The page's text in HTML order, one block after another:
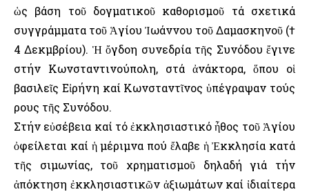
ὡς βάση τοῦ δογματικοῦ καθορισμοῦ τά σχετικά
συγγράμματα τοῦ Ἁγίου Ἰωάννου τοῦ Δαμασκηνοῦ (†
4 Δεκμβρίου). Ἡ ὄγδοη συνεδρία τῆς Συνόδου ἔγινε
στήν Κωνσταντινούπολη, στά ἀνάκτορα, ὅπου οἱ
βασιλεῖς Εἰρήνη καί Κωνσταντῖνος ὑπέγραψαν τούς
Ὅρους τῆς Συνόδου.
Στήν εὐσέβεια καί τό ἐκκλησιαστικό ἦθος τοῦ Ἁγίου
ὀφείλεται καί ἡ μέριμνα πού ἔλαβε ἡ Ἐκκλησία κατά
τῆς σιμωνίας, τοῦ χρηματισμοῦ δηλαδή γιά τήν
ἀπόκτηση ἐκκλησιαστικῶν ἀξιωμάτων καί ἰδιαίτερα